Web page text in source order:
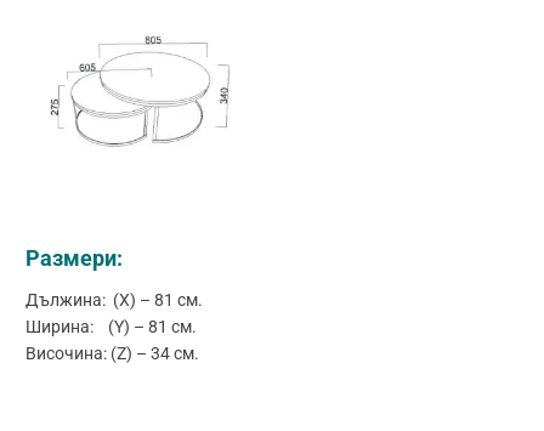
Размери:
Дължина: (X) – 81 см.
Ширина: (Y) – 81 см.
Височина: (Z) – 34 см.